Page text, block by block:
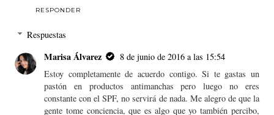
RESPONDER
Respuestas
Marisa Álvarez
8 de junio de 2016 a las 15:54
Estoy completamente de acuerdo contigo. Si te gastas un
pastón en productos antimanchas pero luego no eres
constante con el SPF, no servirá de nada. Me alegro de que la
gente tome conciencia, que es algo que yo también percibo,